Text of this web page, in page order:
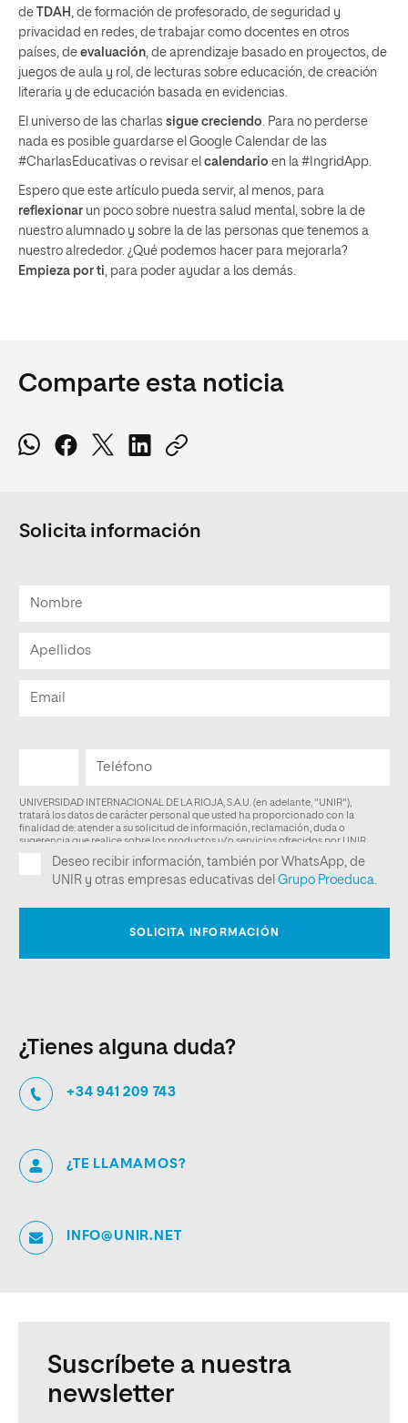
de TDAH , de formación de profesorado, de seguridad y
privacidad en redes, de trabajar como docentes en otros
países, de evaluación , de aprendizaje basado en proyectos, de
juegos de aula y rol, de lecturas sobre educación, de creación
literaria y de educación basada en evidencias.
El universo de las charlas sigue creciendo . Para no perderse
nada es posible guardarse el Google Calendar de las
#CharlasEducativas o revisar el calendario en la #IngridApp.
Espero que este artículo pueda servir, al menos, para
reflexionar un poco sobre nuestra salud mental, sobre la de
nuestro alumnado y sobre la de las personas que tenemos a
nuestro alrededor. ¿Qué podemos hacer para mejorarla?
Empieza por ti , para poder ayudar a los demás.
Comparte esta noticia
Solicita información
¿Tienes alguna duda?
+34 941 209 743
¿TE LLAMAMOS?
INFO@UNIR.NET
Suscríbete a nuestra
newsletter